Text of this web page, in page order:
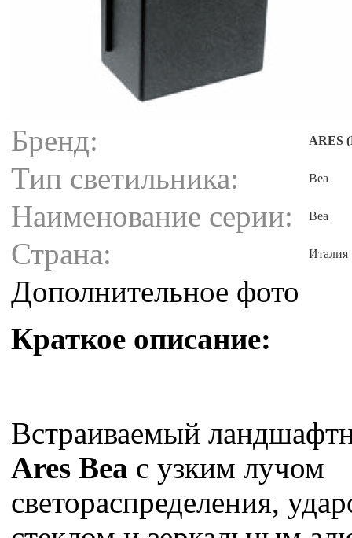
Бренд: ARES
Тип светильника: Bea
Наименование серии: Bea
Страна: Италия
Дополнительное фото
Краткое описание:
Встраиваемый
Ares Bea с узким лучом
светораспределения,